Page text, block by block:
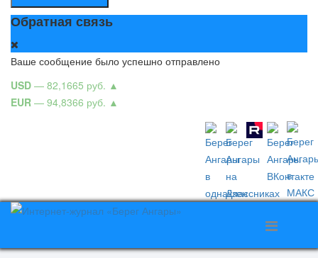
Обратная связь
Ваше сообщение было успешно отправлено
USD — 82,1665 руб. ▲
EUR — 94,8366 руб. ▲